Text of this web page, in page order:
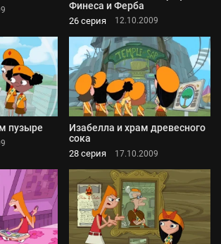
Финеса и Ферба
26 серия 12.10.2009
пузыре
Изабелла и храм древесного
сока
28 серия 17.10.2009